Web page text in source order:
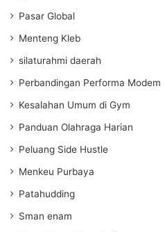
Pasar Global
Menteng Kleb
silaturahmi daerah
Perbandingan Performa Modem
Kesalahan Umum di Gym
Panduan Olahraga Harian
Peluang Side Hustle
Menkeu Purbaya
Patahudding
Sman enam